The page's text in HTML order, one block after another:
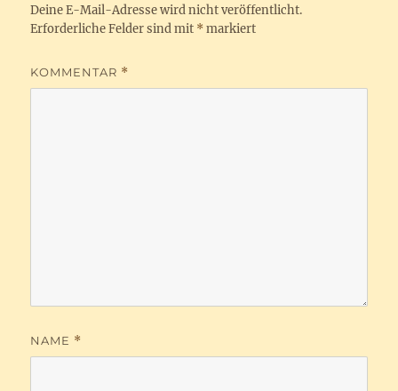
Deine E-Mail-Adresse wird nicht veröffentlicht.
Erforderliche Felder sind mit * markiert
KOMMENTAR *
NAME *